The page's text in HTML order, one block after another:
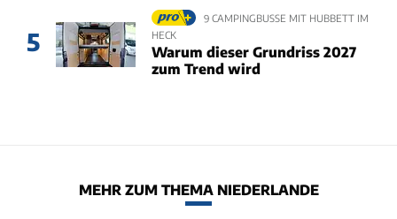
5
9 CAMPINGBUSSE MIT HUBBETT IM
HECK
Warum dieser Grundriss 2027
zum Trend wird
MEHR ZUM THEMA NIEDERLANDE